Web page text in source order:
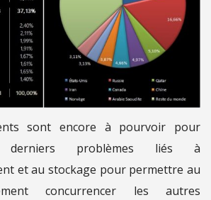
sont encore à pourvoir pour
derniers problèmes liés à
et au stockage pour permettre au
concurrencer les autres